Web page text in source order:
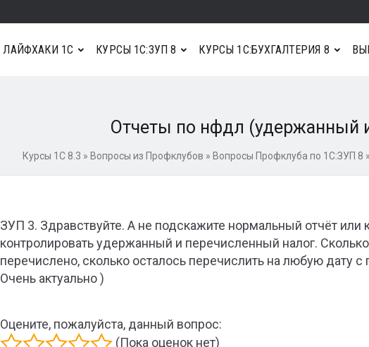
ЛАЙФХАКИ 1С КУРСЫ 1С:ЗУП 8 КУРСЫ 1С:БУХГАЛТЕРИЯ 8
Отчеты по нфдл (удержанный
Курсы 1С 8.3 » Вопросы из Профклубов » Вопросы Профклуба по 1С:ЗУП 8 »
ЗУП 3. Здравствуйте. А не подскажите нормальный отчёт или
контролировать удержанный и перечисленный налог.
перечислено, сколько осталось перечислить на любую дату
Очень актуально )
Оцените, пожалуйста, данный вопрос:
(Пока оценок нет)